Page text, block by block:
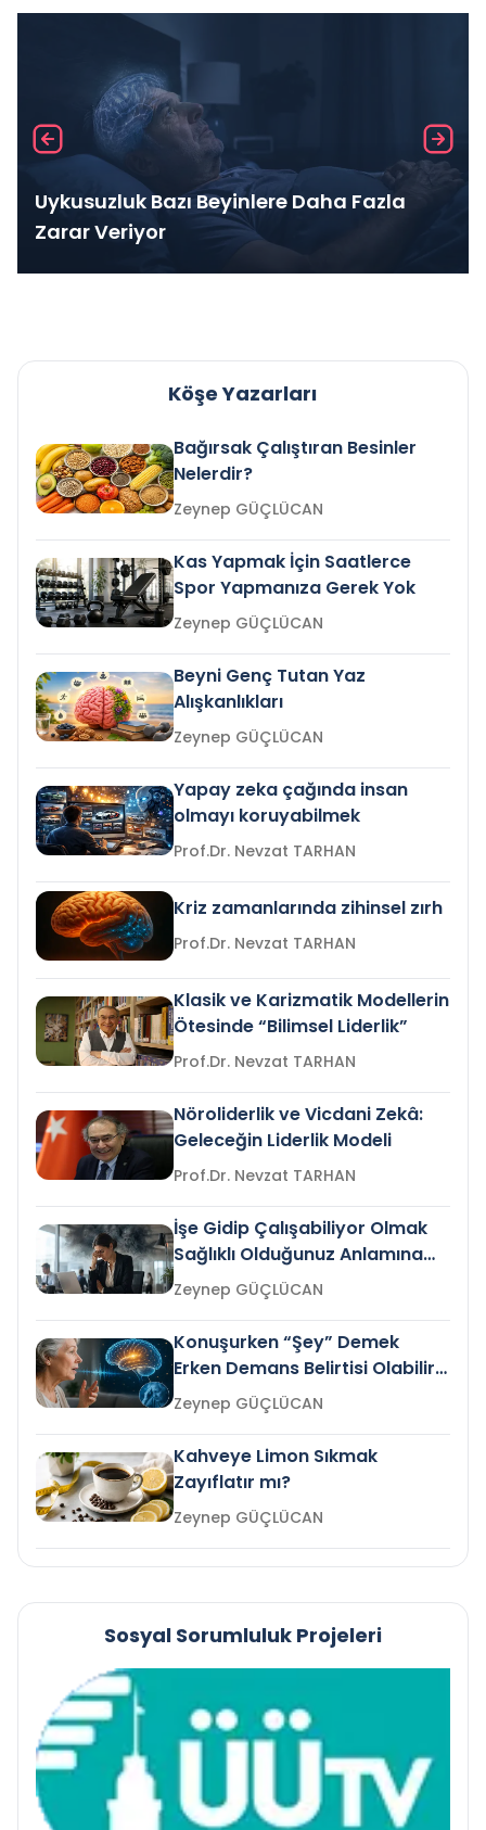
Uykusuzluk Bazı Beyinlere Daha Fazla
Zarar Veriyor
Köşe Yazarları
Bağırsak Çalıştıran Besinler
Nelerdir?
Zeynep GÜÇLÜCAN
Kas Yapmak İçin Saatlerce
Spor Yapmanıza Gerek Yok
Zeynep GÜÇLÜCAN
Beyni Genç Tutan Yaz
Alışkanlıkları
Zeynep GÜÇLÜCAN
Yapay zeka çağında insan
olmayı koruyabilmek
Prof.Dr. Nevzat TARHAN
Kriz zamanlarında zihinsel zırh
Prof.Dr. Nevzat TARHAN
Klasik ve Karizmatik Modellerin
Ötesinde “Bilimsel Liderlik”
Prof.Dr. Nevzat TARHAN
Nöroliderlik ve Vicdani Zekâ:
Geleceğin Liderlik Modeli
Prof.Dr. Nevzat TARHAN
İşe Gidip Çalışabiliyor Olmak
Sağlıklı Olduğunuz Anlamına
Gelir mi?Zeynep GÜÇLÜCAN
Konuşurken “Şey” Demek
Erken Demans Belirtisi Olabilir
mi?
Zeynep GÜÇLÜCAN
Kahveye Limon Sıkmak
Zayıflatır mı?
Zeynep GÜÇLÜCAN
Sosyal Sorumluluk Projeleri